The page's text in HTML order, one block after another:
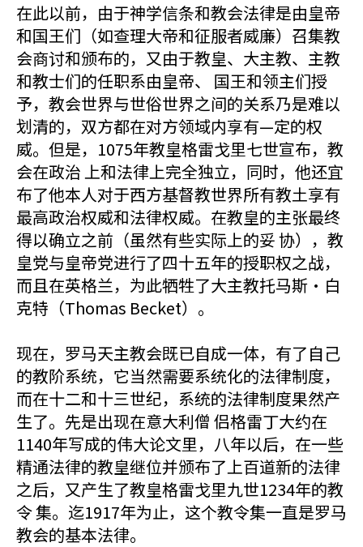
在此以前，由于神学信条和教会法律是由皇帝
和国王们（如查理大帝和征服者威廉）召集教
会商讨和颁布的，又由于教皇、大主教、主教
和教士们的任职系由皇帝、 国王和领主们授
予，教会世界与世俗世界之间的关系乃是难以
划清的，双方都在对方领域内享有—定的权
威。但是，1075年教皇格雷戈里七世宣布，教
会在政治 上和法律上完全独立，同时，他还宜
布了他本人对于西方基督教世界所有教土享有
最高政治权威和法律权威。在教皇的主张最终
得以确立之前（虽然有些实际上的妥 协），教
皇党与皇帝党进行了四十五年的授职权之战，
而且在英格兰，为此牺牲了大主教托马斯·白
克特（Thomas Becket）。
现在，罗马天主教会既已自成一体，有了自己
的教阶系统，它当然需要系统化的法律制度，
而在十二和十三世纪，系统的法律制度果然产
生了。先是出现在意大利僧 侣格雷丁大约在
1140年写成的伟大论文里，八年以后，在一些
精通法律的教皇继位并颁布了上百道新的法律
之后，又产生了教皇格雷戈里九世1234年的教
令 集。迄1917年为止，这个教令集一直是罗马
教会的基本法律。